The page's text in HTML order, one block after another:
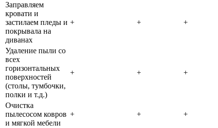
Заправляем
кровати и
застилаем пледы и
покрывала на
диванах
+ + +
Удаление пыли со
всех
горизонтальных
поверхностей
(столы, тумбочки,
полки и т.д.)
+ + +
Очистка
пылесосом ковров
и мягкой мебели
+ + +